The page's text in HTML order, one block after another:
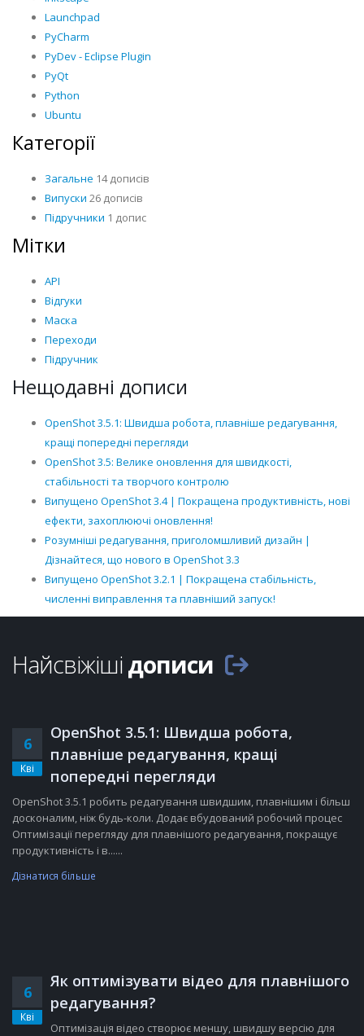
Launchpad
PyCharm
PyDev - Eclipse Plugin
PyQt
Python
Ubuntu
Категорії
Загальне 14 дописів
Випуски 26 дописів
Підручники 1 допис
Мітки
API
Відгуки
Маска
Переходи
Підручник
Нещодавні дописи
OpenShot 3.5.1: Швидша робота, плавніше редагування,
кращі попередні перегляди
OpenShot 3.5: Велике оновлення для швидкості,
стабільності та творчого контролю
Випущено OpenShot 3.4 | Покращена продуктивність, нові
ефекти, захоплюючі оновлення!
Розумніші редагування, приголомшливий дизайн |
Дізнайтеся, що нового в OpenShot 3.3
Випущено OpenShot 3.2.1 | Покращена стабільність,
численні виправлення та плавніший запуск!
Найсвіжішідописи
6
Кві
OpenShot 3.5.1: Швидша робота,
плавніше редагування, кращі
попередні перегляди
OpenShot 3.5.1 робить редагування швидшим, плавнішим і більш
досконалим, ніж будь-коли. Додає вбудований робочий процес
Оптимізації перегляду для плавнішого редагування, покращує
продуктивність і в......
Дізнатися більше
6
Кві
Як оптимізувати відео для плавнішого
редагування?
Оптимізація відео створює меншу, швидшу версію для